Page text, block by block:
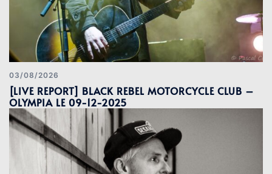
03/08/2026
[LIVE REPORT] BLACK REBEL MOTORCYCLE CLUB –
OLYMPIA LE 09-12-2025